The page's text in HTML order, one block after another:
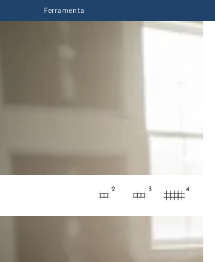
Ferramenta
2 3 4